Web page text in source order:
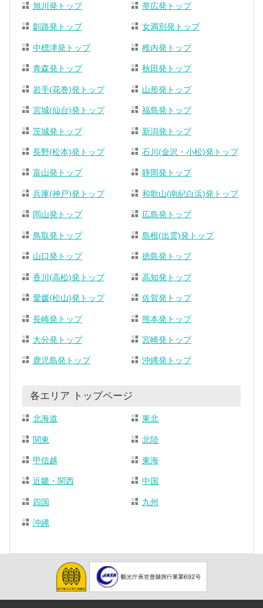
旭川発トップ 帯広発トップ
釧路発トップ 女満別発トップ
中標津発トップ 稚内発トップ
青森発トップ 秋田発トップ
岩手(花巻)発トップ 山形発トップ
宮城(仙台)発トップ 福島発トップ
茨城発トップ 新潟発トップ
長野(松本)発トップ 石川(金沢・小松)発トップ
富山発トップ 静岡発トップ
兵庫(神戸)発トップ 和歌山(南紀白浜)発トップ
岡山発トップ 広島発トップ
鳥取発トップ 島根(出雲)発トップ
山口発トップ 徳島発トップ
香川(高松)発トップ 高知発トップ
愛媛(松山)発トップ 佐賀発トップ
長崎発トップ 熊本発トップ
大分発トップ 宮崎発トップ
鹿児島発トップ 沖縄発トップ
各エリア トップページ
北海道 東北
関東 北陸
甲信越 東海
近畿・関西 中国
四国 九州
沖縄